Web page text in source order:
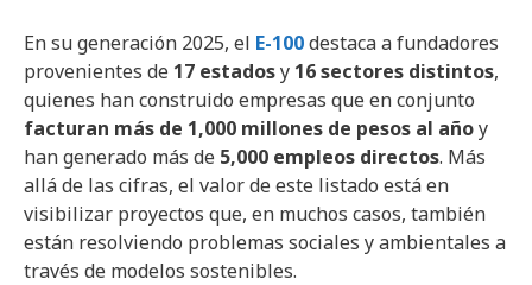
En su generación 2025, el E-100destaca a fundadores
provenientes de 17 estadosy 16 sectores distintos,
quienes han construido empresas que en conjunto
facturan más de 1,000 millones de pesos al añoy
han generado más de 5,000 empleos directos. Más
allá de las cifras, el valor de este listado está en
visibilizar proyectos que, en muchos casos, también
están resolviendo problemas sociales y ambientales a
través de modelos sostenibles.